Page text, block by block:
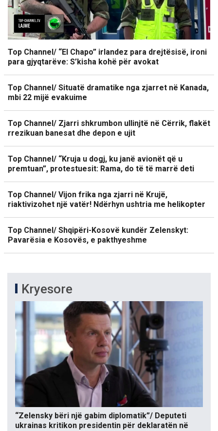
Top Channel/ “El Chapo” irlandez para drejtësisë, ironi
para gjyqtarëve: S’kisha kohë për avokat
Top Channel/ Situatë dramatike nga zjarret në Kanada,
mbi 22 mijë evakuime
Top Channel/ Zjarri shkrumbon ullinjtë në Cërrik, flakët
rrezikuan banesat dhe depon e ujit
Top Channel/ “Kruja u dogj, ku janë avionët që u
premtuan”, protestuesit: Rama, do të të marrë deti
Top Channel/ Vijon frika nga zjarri në Krujë,
riaktivizohet një vatër! Ndërhyn ushtria me helikopter
Top Channel/ Shqipëri-Kosovë kundër Zelenskyt:
Pavarësia e Kosovës, e pakthyeshme
Kryesore
“Zelensky bëri një gabim diplomatik”/ Deputeti
ukrainas kritikon presidentin për deklaratën në